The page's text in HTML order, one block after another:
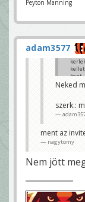
Peyton Manning
adam3577
bent.
Neked
szerk.:
ment az
nagytomy
Nem jött